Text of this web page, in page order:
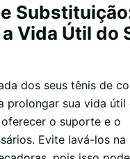
Vida Útil do
dos seus tênis de
prolongar sua vida útil
o suporte e o
Evite lavá-los na